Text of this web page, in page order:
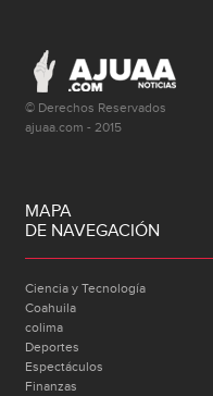
© Derechos Reservados
ajuaa.com - 2015
MAPA
DE NAVEGACIÓN
Ciencia y Tecnología
Coahuila
colima
Deportes
Espectáculos
Finanzas